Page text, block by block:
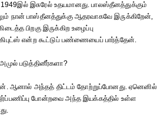
இசுரேல் உதயமானது. பாலஸ்தீனத்துக்கும்
நான் பாஸ்தீனத்துக்கு ஆதரவாகவே இருக்கிறேன்,
பிறகு இருக்கிற உழைப்பு
என்ற கூட்டுப் பண்ணையைப் பார்த்தேன்.
படுத்தினீர்களா?
ஆனால் அந்தத் திட்டம் தோற்றுப்போனது. ஏனெனில்
போன்றவை அந்த இயக்கத்தில் உள்ள